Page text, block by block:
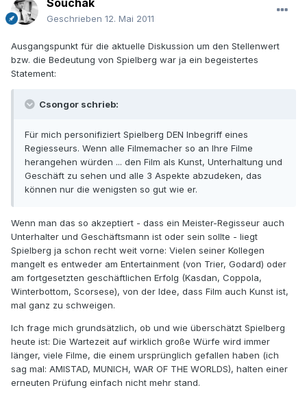
Souchak
Geschrieben 12. Mai 2011
Ausgangspunkt für die aktuelle Diskussion um den Stellenwert
bzw. die Bedeutung von Spielberg war ja ein begeistertes
Statement:
Csongor schrieb:
Für mich personifiziert Spielberg DEN Inbegriff eines
Regiesseurs. Wenn alle Filmemacher so an Ihre Filme
herangehen würden ... den Film als Kunst, Unterhaltung und
Geschäft zu sehen und alle 3 Aspekte abzudeken, das
können nur die wenigsten so gut wie er.
Wenn man das so akzeptiert - dass ein Meister-Regisseur auch
Unterhalter und Geschäftsmann ist oder sein sollte - liegt
Spielberg ja schon recht weit vorne: Vielen seiner Kollegen
mangelt es entweder am Entertainment (von Trier, Godard) oder
am fortgesetzten geschäftlichen Erfolg (Kasdan, Coppola,
Winterbottom, Scorsese), von der Idee, dass Film auch Kunst ist,
mal ganz zu schweigen.
Ich frage mich grundsätzlich, ob und wie überschätzt Spielberg
heute ist: Die Wartezeit auf wirklich große Würfe wird immer
länger, viele Filme, die einem ursprünglich gefallen haben (ich
sag mal: AMISTAD, MUNICH, WAR OF THE WORLDS), halten einer
erneuten Prüfung einfach nicht mehr stand.